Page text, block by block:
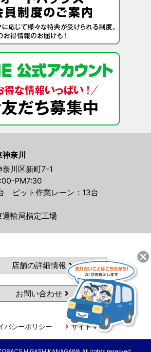
奈川
川区新町7-1
PM7:30
ピット作業レーン：13台
輸局指定工場
店舗の詳細情報
お問い合わせ
バシーポリシー サイトマップ